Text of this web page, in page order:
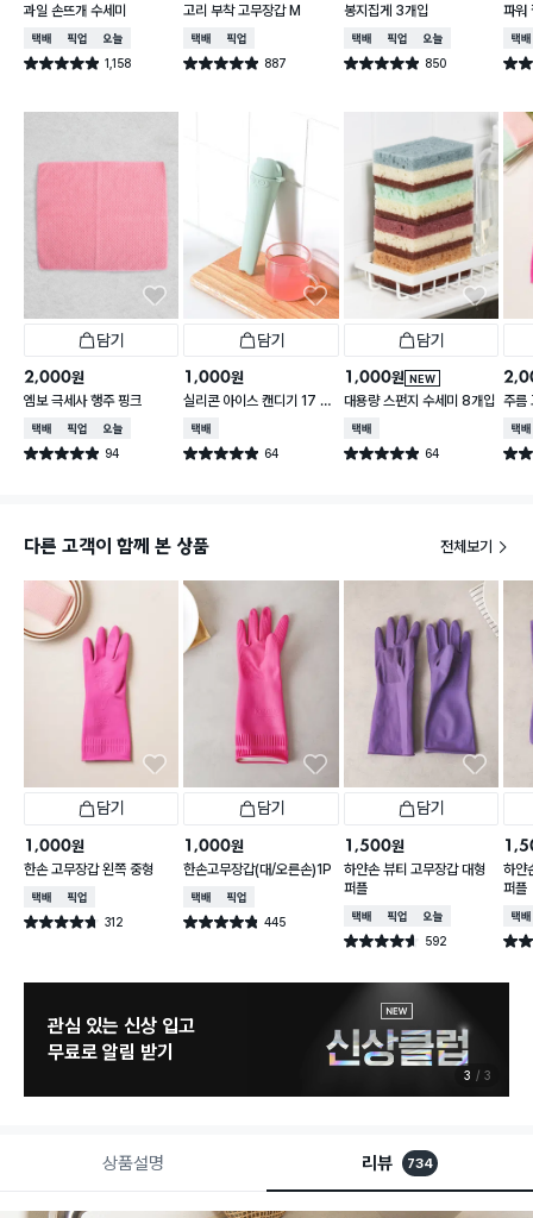
과일 손뜨개 수세미
택배배송매장픽업오늘배송
별점 4.9점 1,158
건 작성
고리 부착 고무장갑 M
택배배송매장픽업
별점 4.9점 887
건 작성
봉지집게 3개입
택배배송매장픽업오늘배송
별점 4.9점 850
건 작성
파워
택배
별점
담기
2,000원
엠보 극세사 행주 핑크
택배배송매장픽업오늘배송
별점 4.9점 94
건 작성
담기
1,000원
실리콘 아이스 캔디기 17 X
4 cm
택배배송
별점 4.9점 64
건 작성
담기
NEW
1,000원
대용량 스펀지 수세미 8개입
택배배송
별점 4.9점 64
건 작성
주름
택배
별점
다른 고객이 함께 본 상품 전체보기
담기
1,000원
한손 고무장갑 왼쪽 중형
택배배송매장픽업
별점 4.7점 312
건 작성
담기
1,000원
한손고무장갑(대/오른손)1P
택배배송매장픽업
별점 4.8점 445
건 작성
담기
1,500원
하얀손 뷰티 고무장갑 대형
퍼플
택배배송매장픽업오늘배송
별점 4.6점 592
건 작성
하얀
퍼플
택배
별점
관심 있는 신상 입고
무료로 알림 받기
3 3
상품설명 리뷰 734